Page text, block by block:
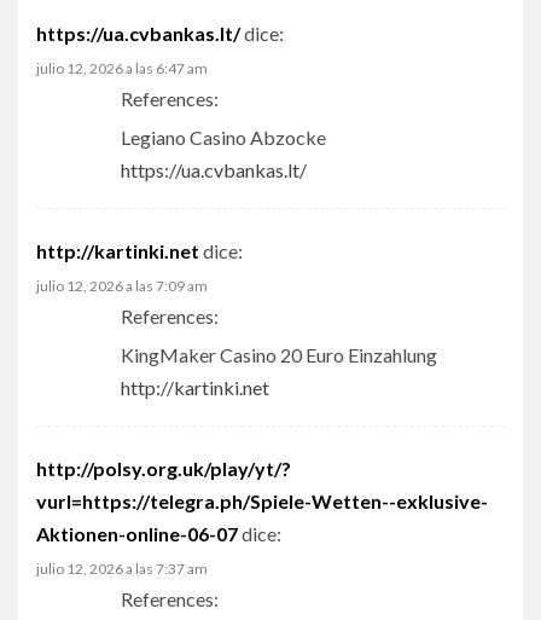
https://ua.cvbankas.lt/dice:
julio 12, 2026 a las 6:47 am
References:
Legiano Casino Abzocke
https://ua.cvbankas.lt/
http://kartinki.net dice:
julio 12, 2026 a las 7:09 am
References:
KingMaker Casino 20 Euro Einzahlung
http://kartinki.net
http://polsy.org.uk/play/yt/?
vurl=https://telegra.ph/Spiele-Wetten--exklusive-
Aktionen-online-06-07dice:
julio 12, 2026 a las 7:37 am
References: